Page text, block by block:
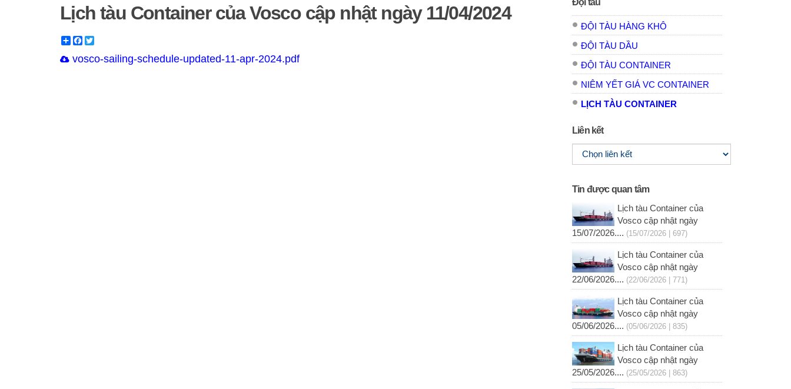
Lịch tàu Container của Vosco cập nhật ngày 11/04/2024
ShareFacebook
vosco-sailing-schedule-updated-11-apr-2024.pdf
Đội tàu
ĐỘI TÀU HÀNG KHÔ
ĐỘI TÀU DẦU
ĐỘI TÀU CONTAINER
NIÊM YẾT GIÁ VC CONTAINER
LỊCH TÀU CONTAINER
Liên kết
Tin được quan tâm
Lịch tàu Container của
Vosco cập nhật ngày
15/07/2026.... (15/07/2026 | 697)
Lịch tàu Container của
Vosco cập nhật ngày
22/06/2026.... (22/06/2026 | 771)
Lịch tàu Container của
Vosco cập nhật ngày
05/06/2026.... (05/06/2026 | 835)
Lịch tàu Container của
Vosco cập nhật ngày
25/05/2026.... (25/05/2026 | 863)